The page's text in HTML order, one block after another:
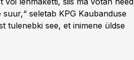
seletab KPG Kaubanduse
tulenebki see, et inimene üldse